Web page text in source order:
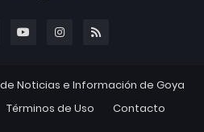
Noticias e Información de Goya
Términos de Uso Contacto